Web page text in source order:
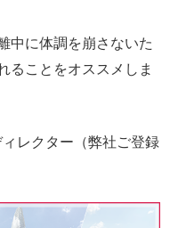
中に体調を崩さないた
ることをオススメしま
レクター（弊社ご登録